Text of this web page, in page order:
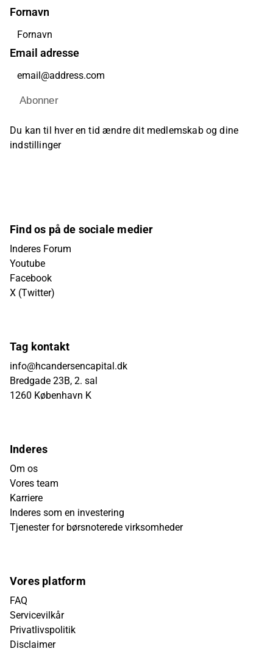
Fornavn
Email adresse
Abonner
Du kan til hver en tid ændre dit medlemskab og dine
indstillinger
Find os på de sociale medier
Inderes Forum
Youtube
Facebook
X (Twitter)
Tag kontakt
info@hcandersencapital.dk
Bredgade 23B, 2. sal
1260 København K
Inderes
Om os
Vores team
Karriere
Inderes som en investering
Tjenester for børsnoterede virksomheder
Vores platform
FAQ
Servicevilkår
Privatlivspolitik
Disclaimer